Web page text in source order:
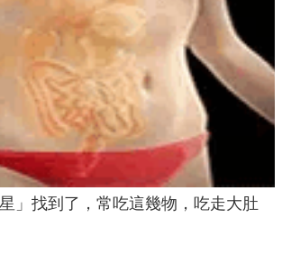
」找到了，常吃這幾物，吃走大肚